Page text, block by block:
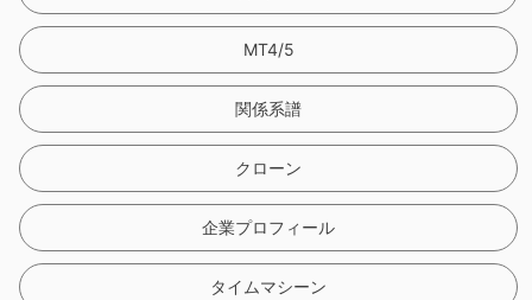
MT4/5
関係系譜
クローン
企業プロフィール
タイムマシーン